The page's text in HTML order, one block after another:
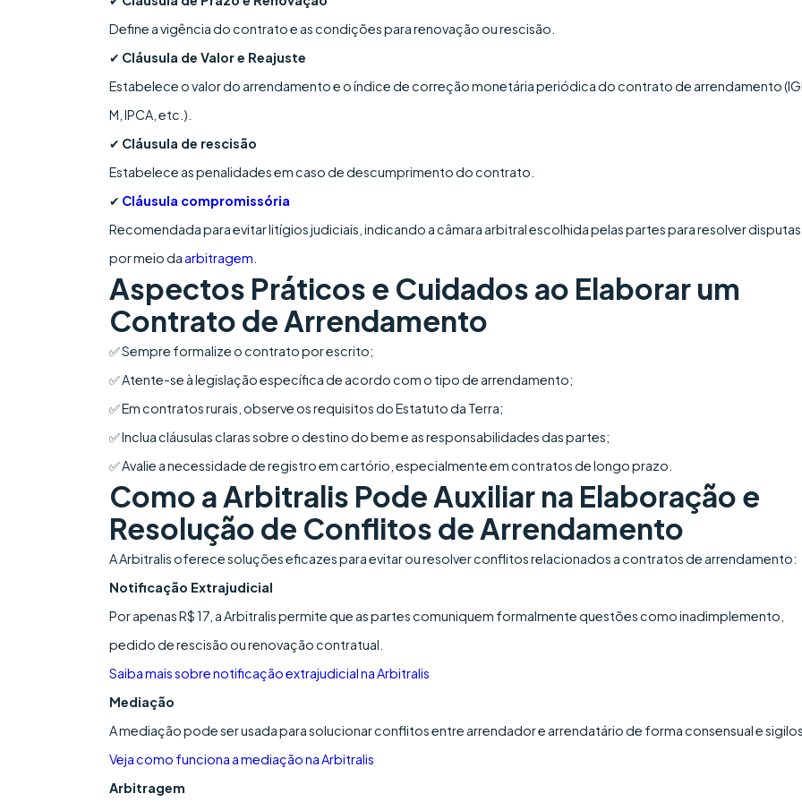
Define a vigência do contrato e as condições para renovação ou rescisão.
✔ Cláusula de Valor e Reajuste
Estabelece o valor do arrendamento e o índice de correção monetária periódica do contrato de arrendamento
M, IPCA, etc.).
✔ Cláusula de rescisão
Estabelece as penalidades em caso de descumprimento do contrato.
✔ Cláusula compromissória
Recomendada para evitar litígios judiciais, indicando a câmara arbitral escolhida pelas partes para resolver disputas
por meio da arbitragem
Aspectos Práticos e Cuidados ao Elaborar um
Contrato de Arrendamento
✅ Sempre formalize o contrato por escrito;
✅ Atente-se à legislação específica de acordo com o tipo de arrendamento;
✅ Em contratos rurais, observe os requisitos do Estatuto da Terra;
✅ Inclua cláusulas claras sobre o destino do bem e as responsabilidades das partes;
✅ Avalie a necessidade de registro em cartório, especialmente em contratos de longo prazo.
Como a Arbitralis Pode Auxiliar na Elaboração e
Resolução de Conflitos de Arrendamento
A Arbitralis oferece soluções eficazes para evitar ou resolver conflitos relacionados a contratos de arrendamento:
Notificação Extrajudicial
Por apenas R$ 17, a Arbitralis permite que as partes comuniquem formalmente questões como inadimplemento,
pedido de rescisão ou renovação contratual.
Saiba mais sobre notificação extrajudicial na Arbitralis
Mediação
A mediação pode ser usada para solucionar conflitos entre arrendador e arrendatário de forma consensual e
Veja como funciona a mediação na Arbitralis
Arbitragem